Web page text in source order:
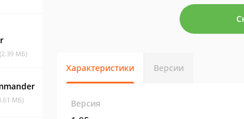
МБ)
МБ)
Характеристики Версии
Версия